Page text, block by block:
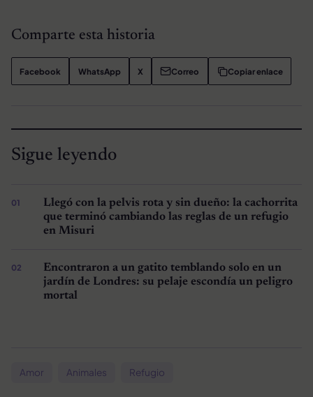
Comparte esta historia
Facebook WhatsApp X Correo Copiar enlace
Sigue leyendo
Llegó con la pelvis rota y sin dueño: la cachorrita
que terminó cambiando las reglas de un refugio
en Misuri
Encontraron a un gatito temblando solo en un
jardín de Londres: su pelaje escondía un peligro
mortal
Amor Animales Refugio